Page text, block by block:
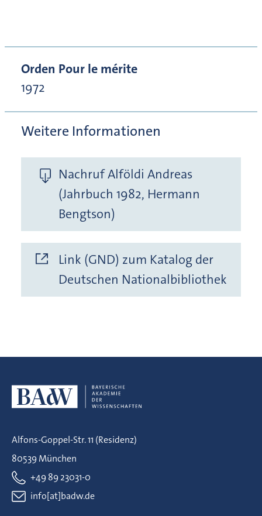
Orden Pour le mérite
1972
Weitere Informationen
Nachruf Alföldi Andreas
(Jahrbuch 1982, Hermann
Bengtson)
Link (GND) zum Katalog der
Deutschen Nationalbibliothek
Alfons-Goppel-Str. 11 (Residenz)
80539 München
+49 89 23031-0
info[at]badw.de